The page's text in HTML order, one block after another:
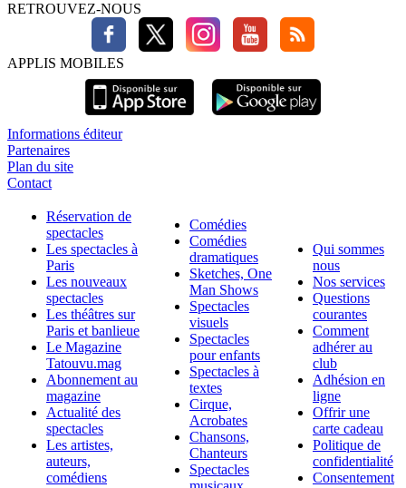
RETROUVEZ-NOUS
APPLIS MOBILES
Informations éditeur
Partenaires
Plan du site
Contact
Réservation de
spectacles
Les spectacles à
Paris
Les nouveaux
spectacles
Les théâtres sur
Paris et banlieue
Le Magazine
Tatouvu.mag
Abonnement au
magazine
Actualité des
spectacles
Les artistes,
auteurs,
comédiens
Comédies
Comédies
dramatiques
Sketches, One
Man Shows
Spectacles
visuels
Spectacles
pour enfants
Spectacles à
textes
Cirque,
Acrobates
Chansons,
Chanteurs
Spectacles
Qui sommes
nous
Nos services
Questions
courantes
Comment
adhérer au
club
Adhésion en
ligne
Offrir une
carte cadeau
Politique de
confidentialité
Consentement